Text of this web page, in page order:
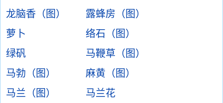
龙脑香（图）
露蜂房（图）
萝卜
络石（图）
绿矾
马鞭草（图）
马勃（图）
麻黄（图）
马兰（图）
马兰花